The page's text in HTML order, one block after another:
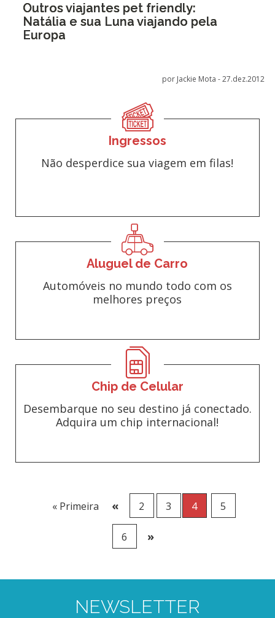
Outros viajantes pet friendly:
Natália e sua Luna viajando pela
Europa
por Jackie Mota -27.dez.2012
Ingressos
Não desperdice sua viagem em filas!
Aluguel de Carro
Automóveis no mundo todo com os
melhores preços
Chip de Celular
Desembarque no seu destino já conectado.
Adquira um chip internacional!
« Primeira « 2 3 4 5
6 »
NEWSLETTER